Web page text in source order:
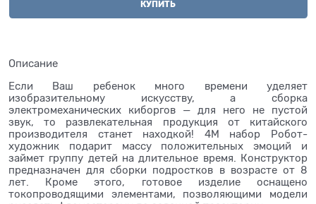
КУПИТЬ
Описание
Если Ваш ребенок много времени уделяет
изобразительному искусству, а сборка
электромеханических киборгов — для него не пустой
звук, то развлекательная продукция от китайского
производителя станет находкой! 4М набор Робот-
художник подарит массу положительных эмоций и
займет группу детей на длительное время. Конструктор
предназначен для сборки подростков в возрасте от 8
лет. Кроме этого, готовое изделие оснащено
токопроводящими элементами, позволяющими модели